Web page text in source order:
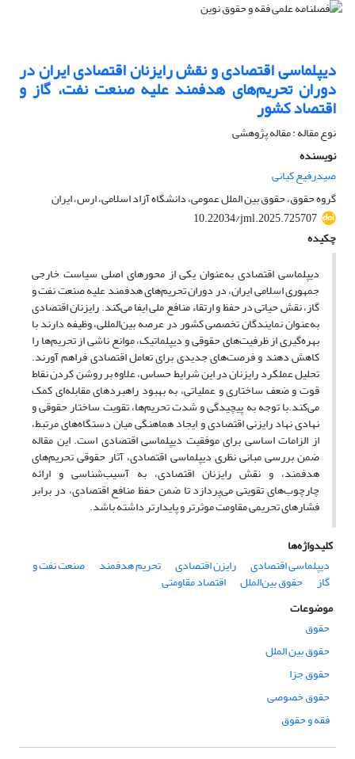
دیپلماسی اقتصادی و نقش رایزنان اقتصادی ایران در
دوران تحریم‌های هدفمند علیه صنعت نفت، گاز و
اقتصاد کشور
نوع مقاله : مقاله پژوهشی
نویسنده
صیدرفیع کیانی
گروه حقوق، حقوق بین الملل عمومی، دانشگاه آزاد اسلامی، ارس، ایران
10.22034/jml.2025.725707
چکیده
دیپلماسی اقتصادی به‌عنوان یکی از محورهای اصلی سیاست خارجی
جمهوری اسلامی ایران، در دوران تحریم‌های هدفمند علیه صنعت نفت و
گاز، نقش حیاتی در حفظ و ارتقاء منافع ملی ایفا می‌کند. رایزنان اقتصادی
به‌عنوان نمایندگان تخصصی کشور در عرصه بین‌المللی، وظیفه دارند با
بهره‌گیری از ظرفیت‌های حقوقی و دیپلماتیک، موانع ناشی از تحریم‌ها را
کاهش دهند و فرصت‌های جدیدی برای تعامل اقتصادی فراهم آورند.
تحلیل عملکرد رایزنان در این شرایط حساس، علاوه بر روشن کردن نقاط
قوت و ضعف ساختاری و عملیاتی، به بهبود راهبردهای مقابله‌ای کمک
می‌کند.با توجه به پیچیدگی و شدت تحریم‌ها، تقویت ساختار حقوقی و
نهادی نهاد رایزنی اقتصادی و ایجاد هماهنگی میان دستگاه‌های مرتبط،
از الزامات اساسی برای موفقیت دیپلماسی اقتصادی است. این مقاله
ضمن بررسی مبانی نظری دیپلماسی اقتصادی، آثار حقوقی تحریم‌های
هدفمند، و نقش رایزنان اقتصادی، به آسیب‌شناسی و ارائه
چارچوب‌های تقویتی می‌پردازد تا ضمن حفظ منافع اقتصادی، در برابر
فشارهای تحریمی مقاومت موثرتر و پایدارتر داشته باشد.
کلیدواژه‌ها
دیپلماسی اقتصادی
رایزن اقتصادی تحریم هدفمند صنعت نفت و
گاز حقوق بین‌الملل
اقتصاد مقاومتی
موضوعات
حقوق
حقوق بین الملل
حقوق جزا
حقوق خصوصی
فقه و حقوق